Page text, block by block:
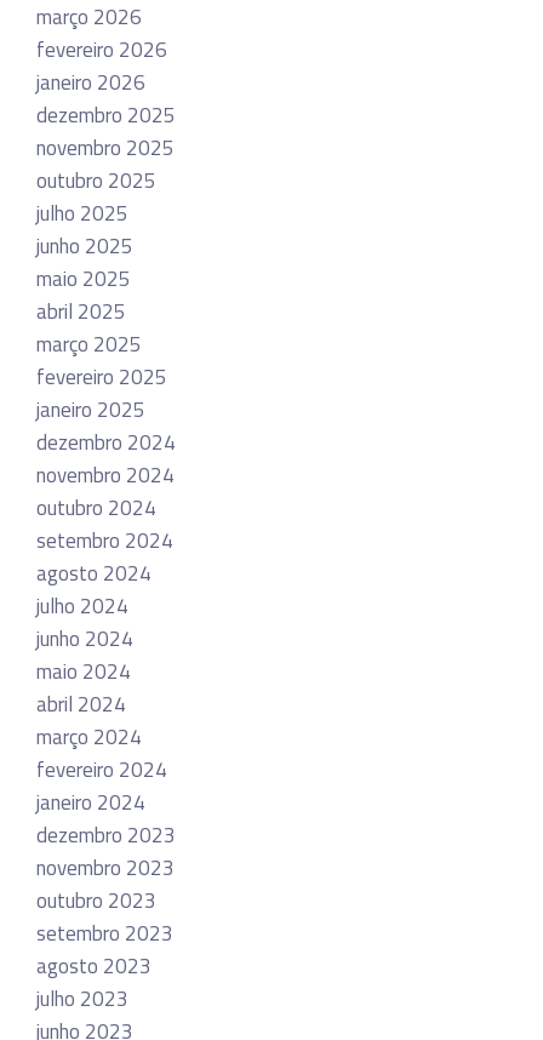
março 2026
fevereiro 2026
janeiro 2026
dezembro 2025
novembro 2025
outubro 2025
julho 2025
junho 2025
maio 2025
abril 2025
março 2025
fevereiro 2025
janeiro 2025
dezembro 2024
novembro 2024
outubro 2024
setembro 2024
agosto 2024
julho 2024
junho 2024
maio 2024
abril 2024
março 2024
fevereiro 2024
janeiro 2024
dezembro 2023
novembro 2023
outubro 2023
setembro 2023
agosto 2023
julho 2023
junho 2023